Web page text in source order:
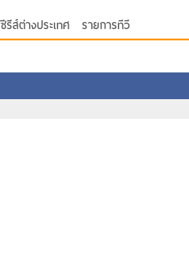
ซีรีส์ต่างประเทศ รายการทีวี